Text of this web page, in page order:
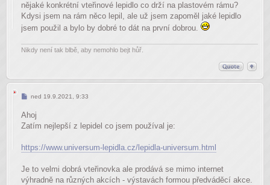
nějaké konkrétní vteřinové lepidlo co drží na plastovém rámu?
Kdysi jsem na rám něco lepil, ale už jsem zapoměl jaké lepidlo
jsem použil a bylo by dobré to dát na první dobrou.
Nikdy není tak blbě, aby nemohlo bejt hůř.
Příspěvek
ned 19.9.2021, 9:33
Ahoj
Zatím nejlepší z lepidel co jsem používal je:
https://www.universum-lepidla.cz/lepidla-universum.html
Je to velmi dobrá vteřinovka ale prodává se mimo internet
výhradně na různých akcích - výstavách formou předváděcí akce.